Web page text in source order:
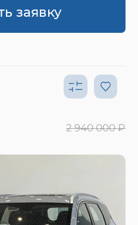
заявку
2 940 000 ₽